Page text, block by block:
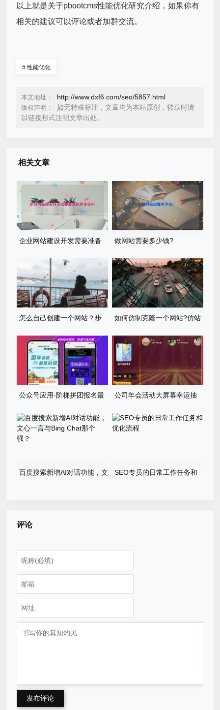
以上就是关于pbootcms性能优化研究介绍，如果你有
相关的建议可以评论或者加群交流。
# 性能优化
本文地址： http://www.dxf6.com/seo/5857.html
版权声明：
如无特殊标注，文章均为本站原创，转载时请
以链接形式注明文章出处。
相关文章
企业网站建设开发需要准备
做网站需要多少钱?
怎么自己创建一个网站？步
如何仿制克隆一个网站?仿站
公众号应用-阶梯拼团报名最
公司年会活动大屏幕幸运抽
百度搜索新增AI对话功能，文
SEO专员的日常工作任务和
评论
发布评论